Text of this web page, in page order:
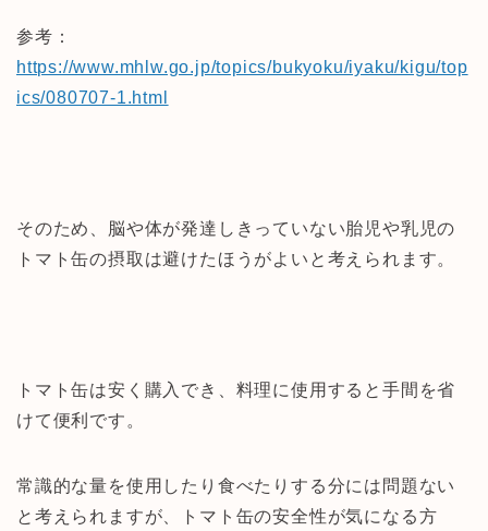
参考：
https://www.mhlw.go.jp/topics/bukyoku/iyaku/kigu/top
ics/080707-1.html
そのため、脳や体が発達しきっていない胎児や乳児の
トマト缶の摂取は避けたほうがよいと考えられます。
トマト缶は安く購入でき、料理に使用すると手間を省
けて便利です。
常識的な量を使用したり食べたりする分には問題ない
と考えられますが、トマト缶の安全性が気になる方